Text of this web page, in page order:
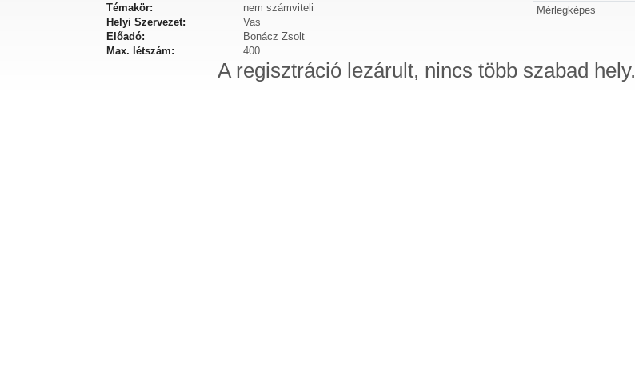
Témakör:
nem számviteli
Helyi Szervezet:
Vas
Előadó:
Bonácz Zsolt
Max. létszám:
400
Mérlegképes
A regisztráció lezárult, nincs több szabad hely.